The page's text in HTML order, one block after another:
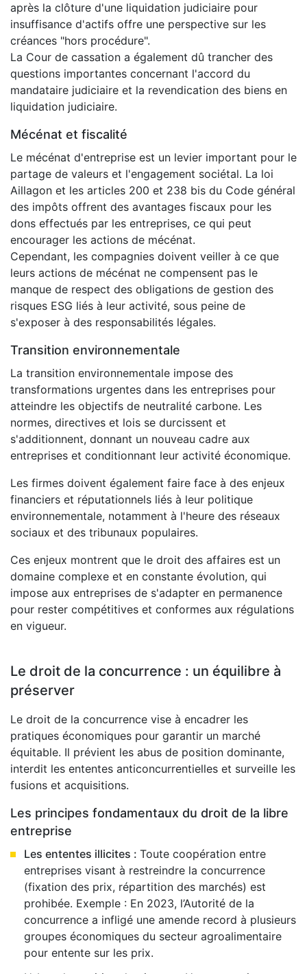
après la clôture d'une liquidation judiciaire pour
insuffisance d'actifs offre une perspective sur les
créances "hors procédure".
La Cour de cassation a également dû trancher des
questions importantes concernant l'accord du
mandataire judiciaire et la revendication des biens en
liquidation judiciaire.
Mécénat et fiscalité
Le mécénat d'entreprise est un levier important pour le
partage de valeurs et l'engagement sociétal. La loi
Aillagon et les articles 200 et 238 bis du Code général
des impôts offrent des avantages fiscaux pour les
dons effectués par les entreprises, ce qui peut
encourager les actions de mécénat.
Cependant, les compagnies doivent veiller à ce que
leurs actions de mécénat ne compensent pas le
manque de respect des obligations de gestion des
risques ESG liés à leur activité, sous peine de
s'exposer à des responsabilités légales.
Transition environnementale
La transition environnementale impose des
transformations urgentes dans les entreprises pour
atteindre les objectifs de neutralité carbone. Les
normes, directives et lois se durcissent et
s'additionnent, donnant un nouveau cadre aux
entreprises et conditionnant leur activité économique.
Les firmes doivent également faire face à des enjeux
financiers et réputationnels liés à leur politique
environnementale, notamment à l'heure des réseaux
sociaux et des tribunaux populaires.
Ces enjeux montrent que le droit des affaires est un
domaine complexe et en constante évolution, qui
impose aux entreprises de s'adapter en permanence
pour rester compétitives et conformes aux régulations
en vigueur.
Le droit de la concurrence : un équilibre à
préserver
Le droit de la concurrence vise à encadrer les
pratiques économiques pour garantir un marché
équitable. Il prévient les abus de position dominante,
interdit les ententes anticoncurrentielles et surveille les
fusions et acquisitions.
Les principes fondamentaux du droit de la libre
entreprise
Les ententes illicites : Toute coopération entre
entreprises visant à restreindre la concurrence
(fixation des prix, répartition des marchés) est
prohibée. Exemple : En 2023, l’Autorité de la
concurrence a infligé une amende record à plusieurs
groupes économiques du secteur agroalimentaire
pour entente sur les prix.